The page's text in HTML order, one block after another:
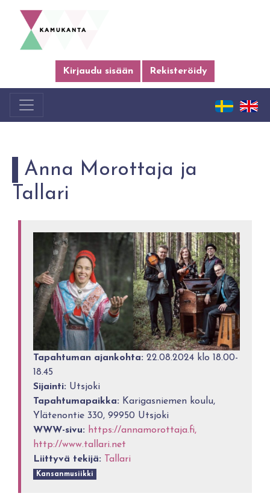
Kirjaudu sisään Rekisteröidy
Anna Morottaja ja
Tallari
Tapahtuman ajankohta: 22.08.2024 klo 18.00-
18.45
Sijainti: Utsjoki
Tapahtumapaikka: Karigasniemen koulu,
Ylätenontie 330, 99950 Utsjoki
WWW-sivu: https://annamorottaja.fi,
http://www.tallari.net
Liittyvä tekijä:
Tallari
Kansanmusiikki